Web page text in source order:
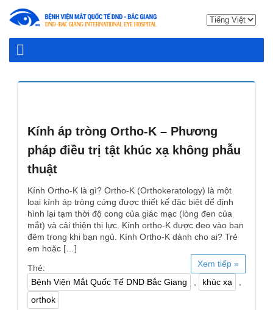
Kính áp tròng Ortho-K – Phương
pháp điều trị tật khúc xạ không phẫu
thuật
Kính Ortho-K là gì? Ortho-K (Orthokeratology) là một
loại kính áp tròng cứng được thiết kế đặc biệt để định
hình lại tạm thời độ cong của giác mạc (lòng đen của
mắt) và cải thiện thị lực. Kính ortho-K được đeo vào ban
đêm trong khi bạn ngủ. Kính Ortho-K dành cho ai? Trẻ
em hoặc […]
Xem tiếp »
Thẻ:
Bệnh Viện Mắt Quốc Tế DND Bắc Giang
khúc xạ
orthok